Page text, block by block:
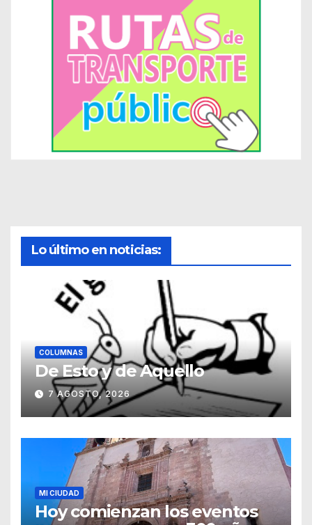
Lo último en noticias:
COLUMNAS
De Esto y de Aquello
7 AGOSTO, 2026
MI CIUDAD
Hoy comienzan los eventos